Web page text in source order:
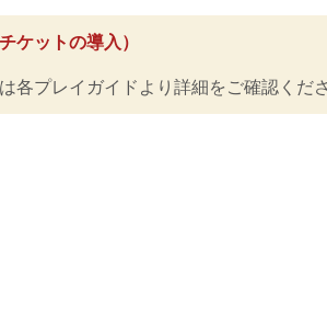
ルイス・グスタボ vs. 桜庭大世
征矢貴 vs. トニー・ララミー
RIZIN MMAルール：5分3R（57.0kg）
征矢貴 vs. トニー・ララ...
ケットの導入）
各プレイガイドより詳細をご確認くだ